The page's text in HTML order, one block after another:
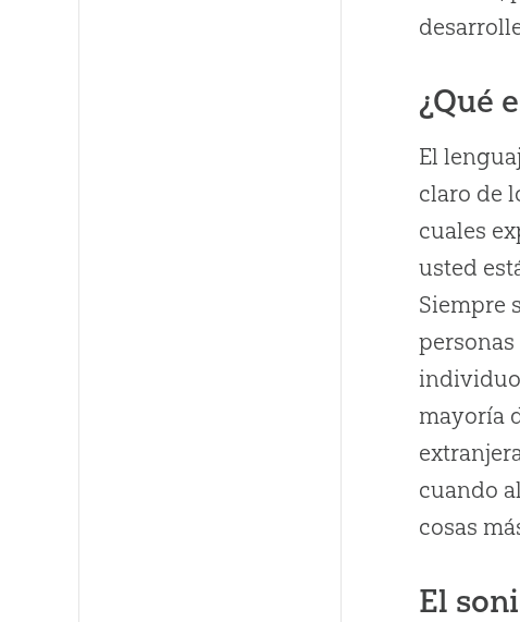
¿Qué
El
claro de
cuales
usted
Siempre
mayoría
cuando
cosas
El